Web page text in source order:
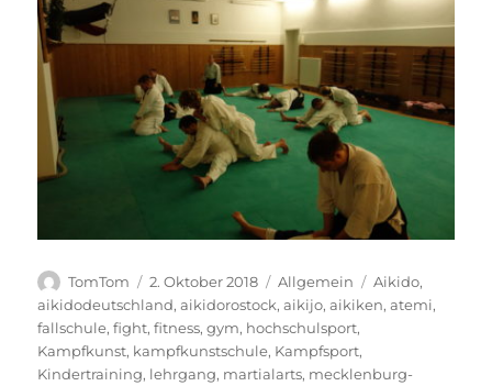
Autor
TomTom
Veröffentlicht
am
2. Oktober 2018 Kategorien
Allgemein Schlagwörter
Aikido,
aikidodeutschland,aikidorostock,aikijo,aikiken,atemi,
fallschule,fight,fitness,gym, hochschulsport,
Kampfkunst, kampfkunstschule, Kampfsport,
Kindertraining, lehrgang, martialarts, mecklenburg-